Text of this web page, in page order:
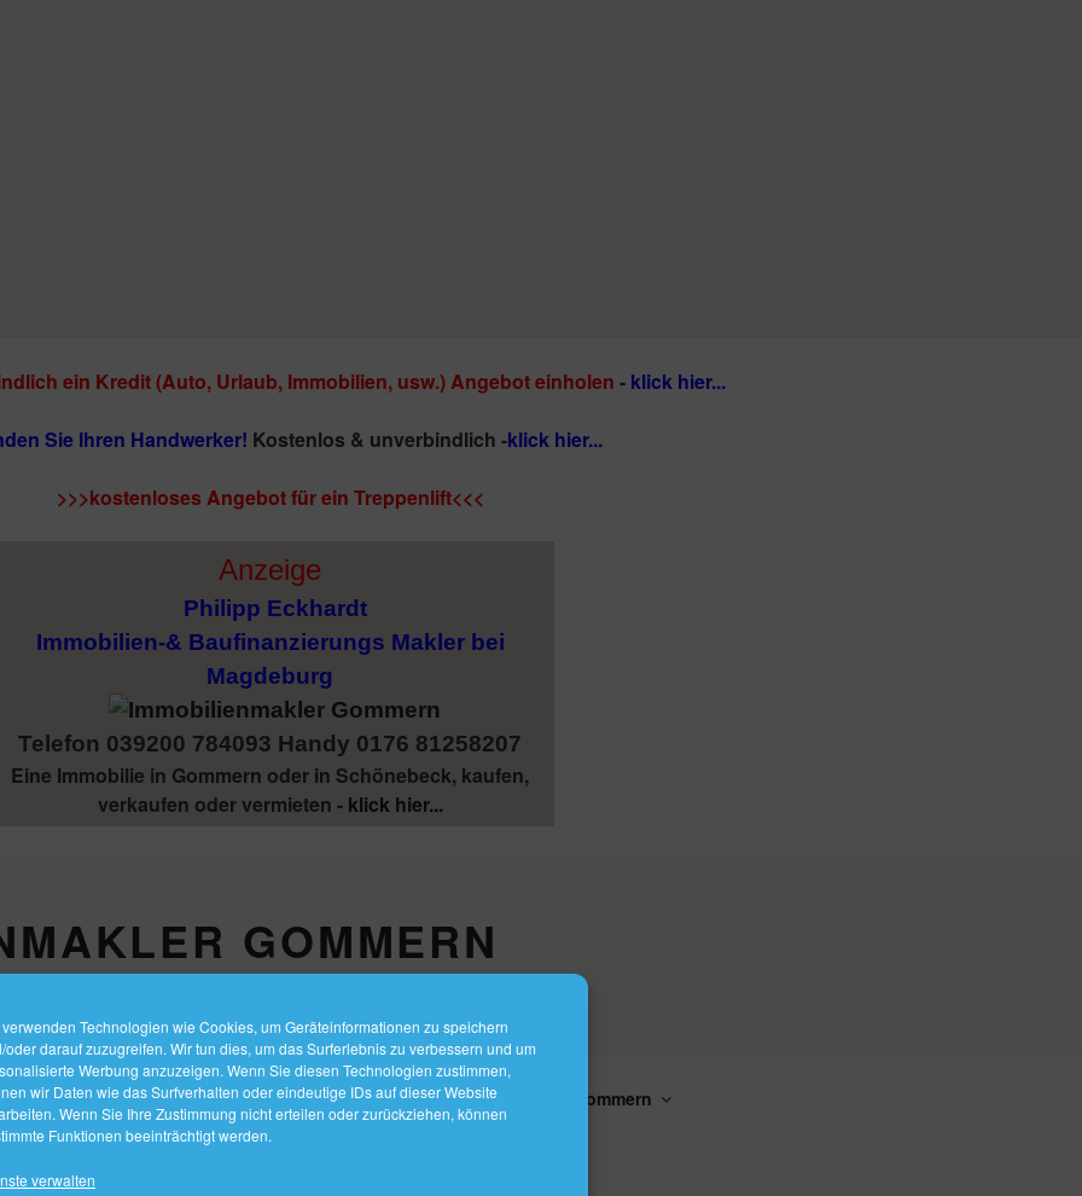
Technologien wie Cookies, um Geräteinformationen zu speichern
oder darauf zuzugreifen. Wir tun dies, um das Surferlebnis zu verbessern und um
Werbung anzuzeigen. Wenn Sie diesen Technologien zustimmen,
wir Daten wie das Surfverhalten oder eindeutige IDs auf dieser Website
Wenn Sie Ihre Zustimmung nicht erteilen oder zurückziehen, können
Funktionen beeinträchtigt werden.
verwalten
ein Kredit (Auto, Urlaub, Immobilien, usw.) Angebot einholen -klick hier...
Sie Ihren Handwerker! Kostenlos & unverbindlich -klick hier...
>>>kostenloses Angebot für ein Treppenlift<<<
Anzeige
Philipp Eckhardt
Immobilien-& Baufinanzierungs Makler bei
Magdeburg
Telefon 039200 784093 Handy 0176 81258207
Eine Immobilie in Gommern oder in Schönebeck, kaufen,
verkaufen oder vermieten - klick hier...
GOMMERN
Partner Treppenlift Sitzlift Immobilienmakler Gommern